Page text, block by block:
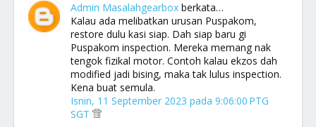
Admin Masalahgearbox berkata…
Kalau ada melibatkan urusan Puspakom,
restore dulu kasi siap. Dah siap baru gi
Puspakom inspection. Mereka memang nak
tengok fizikal motor. Contoh kalau ekzos dah
modified jadi bising, maka tak lulus inspection.
Kena buat semula.
Isnin, 11 September 2023 pada 9:06:00 PTG
SGT